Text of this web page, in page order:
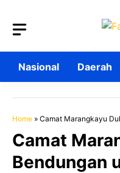
Nasional Daerah
Home » Camat Marangkayu
Camat
Bendungan